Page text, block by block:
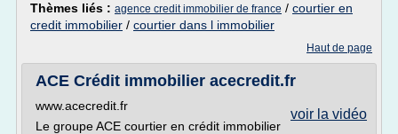
Thèmes liés : agence credit immobilier de france / courtier en
credit immobilier / courtier dans l immobilier
Haut de page
ACE Crédit immobilier acecredit.fr
voir la vidéo
www.acecredit.fr
Le groupe ACE courtier en crédit immobilier